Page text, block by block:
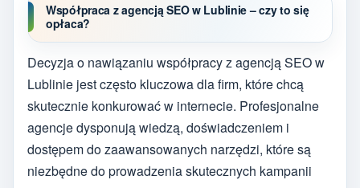
Współpraca z agencją SEO w Lublinie – czy to się
opłaca?
Decyzja o nawiązaniu współpracy z agencją SEO w
Lublinie jest często kluczowa dla firm, które chcą
skutecznie konkurować w internecie. Profesjonalne
agencje dysponują wiedzą, doświadczeniem i
dostępem do zaawansowanych narzędzi, które są
niezbędne do prowadzenia skutecznych kampanii